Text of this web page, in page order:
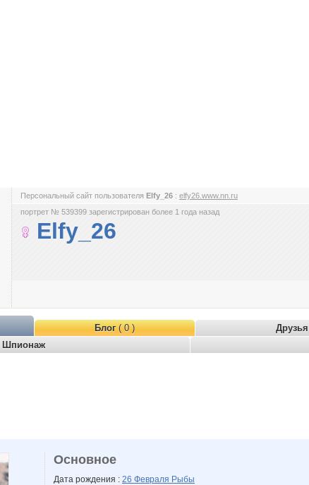
Персональный сайт пользователя Elfy_26 : elfy26.www.nn.ru
портрет № 539399 зарегистрирован более 1 года назад
Elfy_26
Блог( 0 ) Друзья
Шпионаж
Основное
Дата рождения : 26 Февраля Рыбы